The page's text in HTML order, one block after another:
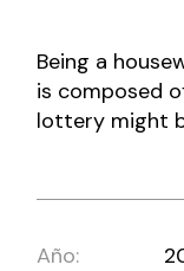
Being a
is composed
lottery might
Año: